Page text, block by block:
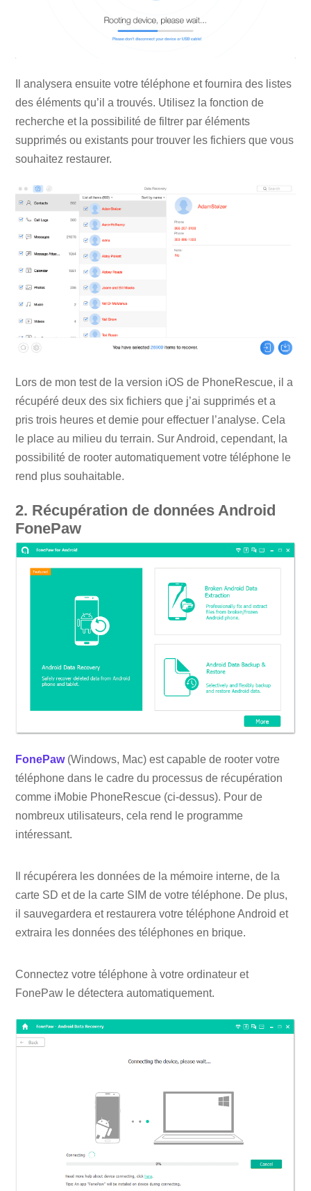
Il analysera ensuite votre téléphone et fournira des listes
des éléments qu’il a trouvés. Utilisez la fonction de
recherche et la possibilité de filtrer par éléments
supprimés ou existants pour trouver les fichiers que vous
souhaitez restaurer.
Lors de mon test de la version iOS de PhoneRescue, il a
récupéré deux des six fichiers que j’ai supprimés et a
pris trois heures et demie pour effectuer l’analyse. Cela
le place au milieu du terrain. Sur Android, cependant, la
possibilité de rooter automatiquement votre téléphone le
rend plus souhaitable.
2. Récupération de données Android
FonePaw
FonePaw(Windows, Mac) est capable de rooter votre
téléphone dans le cadre du processus de récupération
comme iMobie PhoneRescue (ci-dessus). Pour de
nombreux utilisateurs, cela rend le programme
intéressant.
Il récupérera les données de la mémoire interne, de la
carte SD et de la carte SIM de votre téléphone. De plus,
il sauvegardera et restaurera votre téléphone Android et
extraira les données des téléphones en brique.
Connectez votre téléphone à votre ordinateur et
FonePaw le détectera automatiquement.